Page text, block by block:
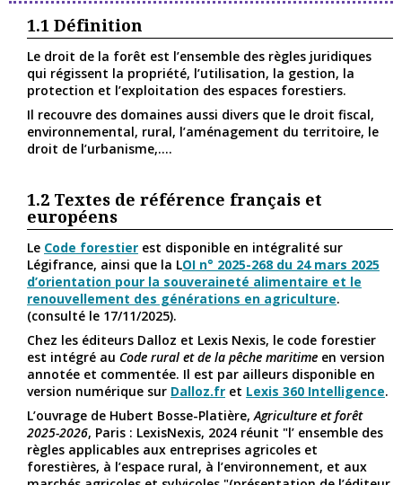
1.1 Définition
Le droit de la forêt est l’ensemble des règles juridiques
qui régissent la propriété, l’utilisation, la gestion, la
protection et l’exploitation des espaces forestiers.
Il recouvre des domaines aussi divers que le droit fiscal,
environnemental, rural, l’aménagement du territoire, le
droit de l’urbanisme,....
1.2 Textes de référence français et
européens
Le Code forestier est disponible en intégralité sur
Légifrance, ainsi que la LOI n° 2025-268 du 24 mars 2025
d’orientation pour la souveraineté alimentaire et le
renouvellement des générations en agriculture.
(consulté le 17/11/2025).
Chez les éditeurs Dalloz et Lexis Nexis, le code forestier
est intégré au Code rural et de la pêche maritime en version
annotée et commentée. Il est par ailleurs disponible en
version numérique sur Dalloz.fr et Lexis 360 Intelligence.
L’ouvrage de Hubert Bosse-Platière,Agriculture et forêt
2025-2026, Paris : LexisNexis, 2024 réunit "l’ ensemble des
règles applicables aux entreprises agricoles et
forestières, à l’espace rural, à l’environnement, et aux